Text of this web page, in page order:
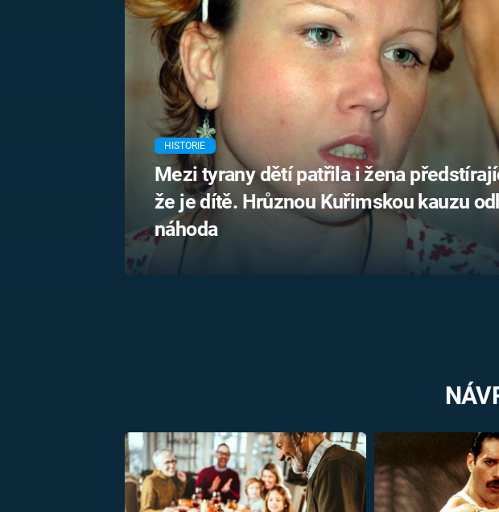
MARIE TEREZIE
NAPOLEON
KRÁLOVSKÁ
RODINA
UFO A
HISTORIE
Mezi tyrany dětí patřila i žena
že je dítě. Hrůznou Kuřimskou kauzu
náhoda